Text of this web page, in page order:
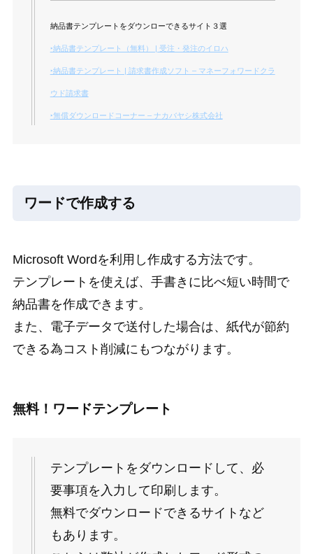
納品書テンプレートをダウンローできるサイト３選
‣納品書テンプレート（無料） | 受注・発注のイロハ
‣納品書テンプレート | 請求書作成ソフト – マネーフォワードクラ
ウド請求書
‣無償ダウンロードコーナー – ナカバヤシ株式会社
ワードで作成する
Microsoft Wordを利用し作成する方法です。
テンプレートを使えば、手書きに比べ短い時間で
納品書を作成できます。
また、電子データで送付した場合は、紙代が節約
できる為コスト削減にもつながります。
無料！ワードテンプレート
テンプレートをダウンロードして、 必
要事項を入力して印刷します。
無料でダウンロードできるサイトなど
もあります。